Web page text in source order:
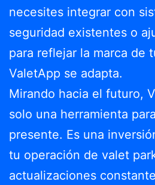
necesites integrar con
seguridad existentes o
para reflejar la marca de
ValetApp se adapta.
Mirando hacia el futuro,
solo una herramienta
presente. Es una
tu operación de valet
actualizaciones